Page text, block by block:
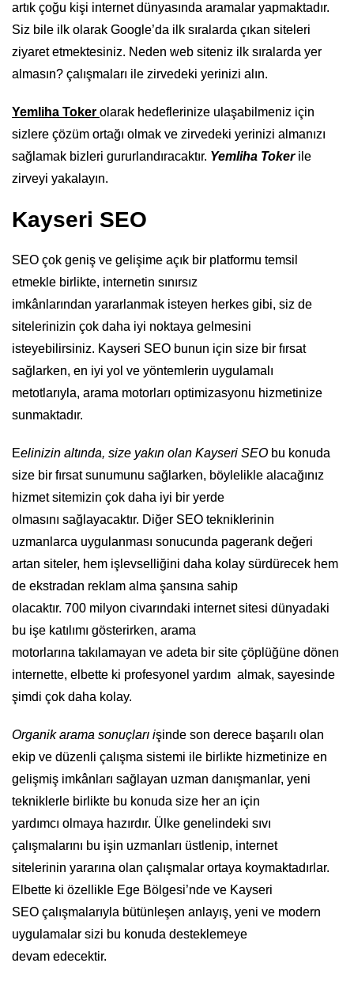
artık çoğu kişi internet dünyasında aramalar yapmaktadır.
Siz bile ilk olarak Google’da ilk sıralarda çıkan siteleri
ziyaret etmektesiniz. Neden web siteniz ilk sıralarda yer
almasın? çalışmaları ile zirvedeki yerinizi alın.
Yemliha Toker olarak hedeflerinize ulaşabilmeniz için
sizlere çözüm ortağı olmak ve zirvedeki yerinizi almanızı
sağlamak bizleri gururlandıracaktır. Yemliha Toker ile
zirveyi yakalayın.
Kayseri SEO
SEO çok geniş ve gelişime açık bir platformu temsil
etmekle birlikte, internetin sınırsız
imkânlarından yararlanmak isteyen herkes gibi, siz de
sitelerinizin çok daha iyi noktaya gelmesini
isteyebilirsiniz. Kayseri SEO bunun için size bir fırsat
sağlarken, en iyi yol ve yöntemlerin uygulamalı
metotlarıyla, arama motorları optimizasyonu hizmetinize
sunmaktadır.
Eelinizin altında, size yakın olan Kayseri SEO bu konuda
size bir fırsat sunumunu sağlarken, böylelikle alacağınız
hizmet sitemizin çok daha iyi bir yerde
olmasını sağlayacaktır. Diğer SEO tekniklerinin
uzmanlarca uygulanması sonucunda pagerank değeri
artan siteler, hem işlevselliğini daha kolay sürdürecek hem
de ekstradan reklam alma şansına sahip
olacaktır. 700 milyon civarındaki internet sitesi dünyadaki
bu işe katılımı gösterirken, arama
motorlarına takılamayan ve adeta bir site çöplüğüne dönen
internette, elbette ki profesyonel yardım almak, sayesinde
şimdi çok daha kolay.
Organik arama sonuçları işinde son derece başarılı olan
ekip ve düzenli çalışma sistemi ile birlikte hizmetinize en
gelişmiş imkânları sağlayan uzman danışmanlar, yeni
tekniklerle birlikte bu konuda size her an için
yardımcı olmaya hazırdır. Ülke genelindeki sıvı
çalışmalarını bu işin uzmanları üstlenip, internet
sitelerinin yararına olan çalışmalar ortaya koymaktadırlar.
Elbette ki özellikle Ege Bölgesi’nde ve Kayseri
SEO çalışmalarıyla bütünleşen anlayış, yeni ve modern
uygulamalar sizi bu konuda desteklemeye
devam edecektir.